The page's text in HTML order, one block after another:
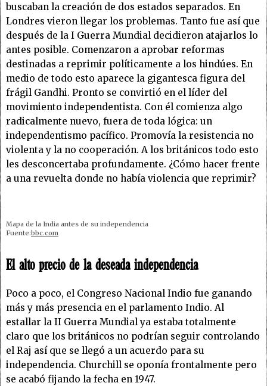
buscaban la creación de dos estados separados. En
Londres vieron llegar los problemas. Tanto fue así que
después de la I Guerra Mundial decidieron atajarlos lo
antes posible. Comenzaron a aprobar reformas
destinadas a reprimir políticamente a los hindúes. En
medio de todo esto aparece la gigantesca figura del
frágil Gandhi. Pronto se convirtió en el líder del
movimiento independentista. Con él comienza algo
radicalmente nuevo, fuera de toda lógica: un
independentismo pacífico. Promovía la resistencia no
violenta y la no cooperación. A los británicos todo esto
les desconcertaba profundamente. ¿Cómo hacer frente
a una revuelta donde no había violencia que reprimir?
Mapa de la India antes de su independencia
Fuente:bbc.com
El alto precio de la deseada independencia
Poco a poco, el Congreso Nacional Indio fue ganando
más y más presencia en el parlamento Indio. Al
estallar la II Guerra Mundial ya estaba totalmente
claro que los británicos no podrían seguir controlando
el Raj así que se llegó a un acuerdo para su
independencia. Churchill se oponía frontalmente pero
se acabó fijando la fecha en 1947.